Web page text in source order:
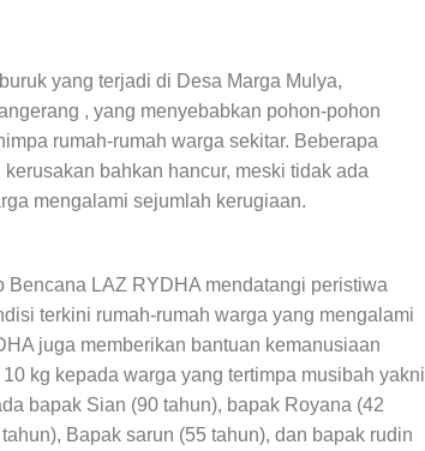
yang terjadi di Desa Marga Mulya,
, yang menyebabkan pohon-pohon
rumah-rumah warga sekitar. Beberapa
bahkan hancur, meski tidak ada
mengalami sejumlah kerugiaan.
Bencana LAZ RYDHA mendatangi peristiwa
terkini rumah-rumah warga yang mengalami
juga memberikan bantuan kemanusiaan
kg kepada warga yang tertimpa musibah yakni
bapak Sian (90 tahun), bapak Royana (42
Bapak sarun (55 tahun), dan bapak rudin